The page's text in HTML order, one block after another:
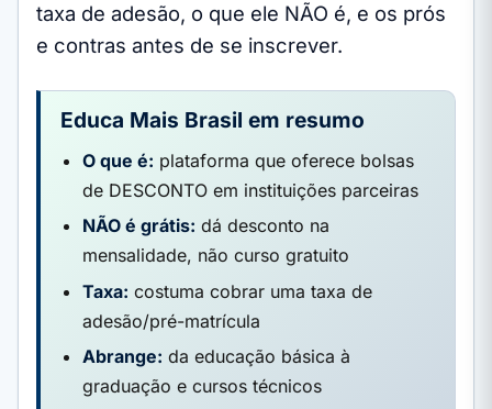
taxa de adesão, o que ele NÃO é, e os prós
e contras antes de se inscrever.
Educa Mais Brasil em resumo
O que é: plataforma que oferece bolsas
de DESCONTO em instituições parceiras
NÃO é grátis: dá desconto na
mensalidade, não curso gratuito
Taxa: costuma cobrar uma taxa de
adesão/pré-matrícula
Abrange: da educação básica à
graduação e cursos técnicos